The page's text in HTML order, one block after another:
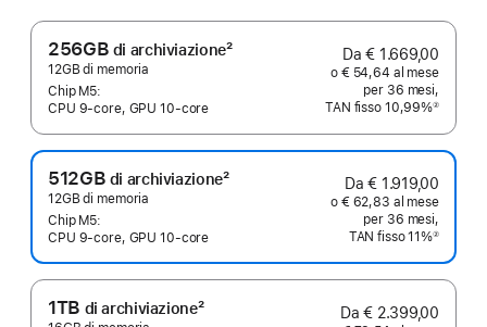
256GB di archiviazione
Nota
2
12GB di memoria
Chip M5:
CPU 9‑core, GPU 10‑core
Da € 1.669,00
o € 54,64 al mese
per 36 mesi,
TAN fisso 10,99%②
512GB di archiviazione
Nota
2
12GB di memoria
Chip M5:
CPU 9‑core, GPU 10‑core
Da € 1.919,00
o € 62,83 al mese
per 36 mesi,
TAN fisso 11%②
1TB di archiviazione2 Da € 2.399,00